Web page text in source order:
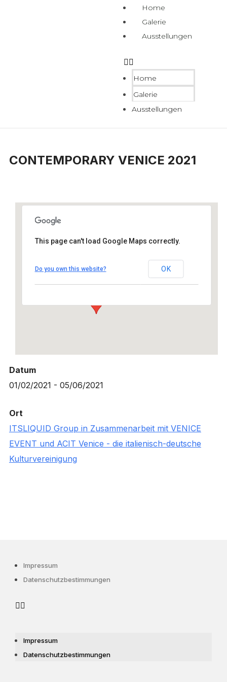
Home
Galerie
Ausstellungen
Home
Galerie
Ausstellungen
CONTEMPORARY VENICE 2021
italienisch-deutsche Kulturvereinigung
THE ROOM Contemporary Art Space - Venedig
This page can't load Google Maps correctly.
Do you own this website? OK
Datum
01/02/2021 - 05/06/2021
Ort
ITSLIQUID Group in Zusammenarbeit mit VENICE
EVENT und ACIT Venice - die italienisch-deutsche
Kulturvereinigung
Impressum
Datenschutzbestimmungen
Impressum
Datenschutzbestimmungen